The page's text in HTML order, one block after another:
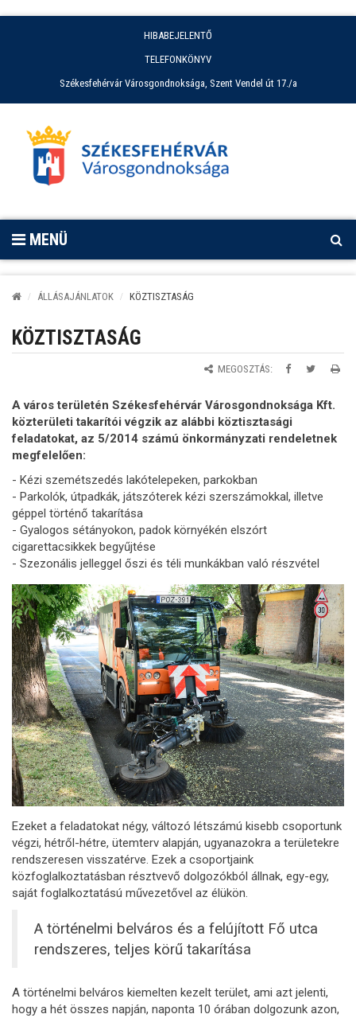
HIBABEJELENTŐ
TELEFONKÖNYV
Székesfehérvár Városgondnoksága, Szent Vendel út 17./a
MENÜ
ÁLLÁSAJÁNLATOK KÖZTISZTASÁG
KÖZTISZTASÁG
MEGOSZTÁS:
A város területén Székesfehérvár Városgondnoksága Kft.
közterületi takarítói végzik az alábbi köztisztasági
feladatokat, az 5/2014 számú önkormányzati rendeletnek
megfelelően:
- Kézi szemétszedés lakótelepeken, parkokban
- Parkolók, útpadkák, játszóterek kézi szerszámokkal, illetve
géppel történő takarítása
- Gyalogos sétányokon, padok környékén elszórt
cigarettacsikkek begyűjtése
- Szezonális jelleggel őszi és téli munkákban való részvétel
Ezeket a feladatokat négy, változó létszámú kisebb csoportunk
végzi, hétről-hétre, ütemterv alapján, ugyanazokra a területekre
rendszeresen visszatérve. Ezek a csoportjaink
közfoglalkoztatásban résztvevő dolgozókból állnak, egy-egy,
saját foglalkoztatású művezetővel az élükön.
A történelmi belváros és a felújított Fő utca
rendszeres, teljes körű takarítása
A történelmi belváros kiemelten kezelt terület, ami azt jelenti,
hogy a hét összes napján, naponta 10 órában dolgozunk azon,